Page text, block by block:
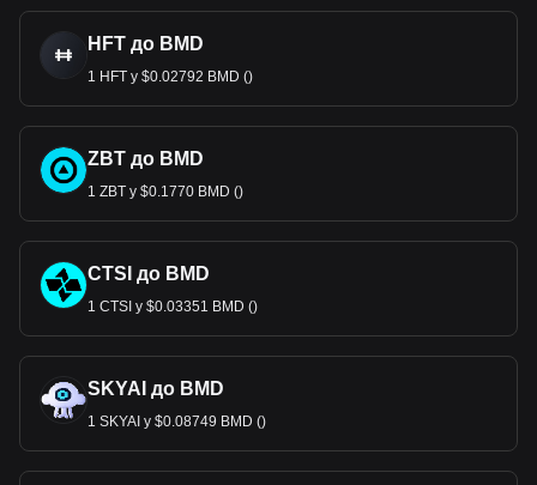
HFT до BMD
1 HFT у $0.02792 BMD ()
ZBT до BMD
1 ZBT у $0.1770 BMD ()
CTSI до BMD
1 CTSI у $0.03351 BMD ()
SKYAI до BMD
1 SKYAI у $0.08749 BMD ()